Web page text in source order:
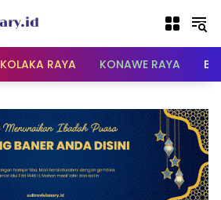
KOLAKA RAYA KONAWE RAYA